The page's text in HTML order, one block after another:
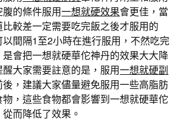
的條件服用一想就硬效果會更佳，當
較差一定需要吃完飯之後才服用的
間隔1至2小時在進行服用，不然吃完
會把一想就硬華佗神丹的效果大大降
大家需要註意的是，服用一想就硬副
，建議大家儘量避免服用一些高脂肪
，這些食物都會影響到一想就硬華佗
而降低了效果。